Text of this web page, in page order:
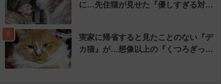
に…先住猫が見せた『優しすぎる対…
5
実家に帰省すると見たことのない『デ
カ猫』が…想像以上の『くつろぎっ…